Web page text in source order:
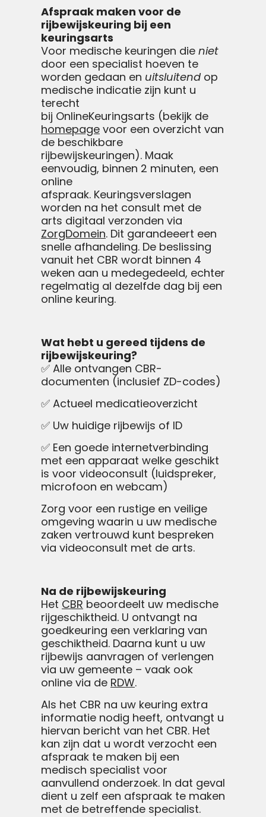
Afspraak maken voor de
rijbewijskeuring bij een
keuringsarts
Voor medische keuringen die niet
door een specialist hoeven te
worden gedaan en uitsluitendop
medische indicatie zijn kunt u
terecht
bij OnlineKeuringsarts (bekijk de
homepage voor een overzicht van
de beschikbare
rijbewijskeuringen). Maak
eenvoudig, binnen 2 minuten, een
online
afspraak. Keuringsverslagen
worden na het consult met de
arts digitaal verzonden via
ZorgDomein. Dit garandeeert een
snelle afhandeling. De beslissing
vanuit het CBR wordt binnen 4
weken aan u medegedeeld, echter
regelmatig al dezelfde dag bij een
online keuring.
Wat hebt u gereed tijdens de
rijbewijskeuring?
✅ Alle ontvangen CBR-
documenten (inclusief ZD-codes)
✅ Actueel medicatieoverzicht
✅ Uw huidige rijbewijs of ID
✅ Een goede internetverbinding
met een apparaat welke geschikt
is voor videoconsult (luidspreker,
microfoon en webcam)
Zorg voor een rustige en veilige
omgeving waarin u uw medische
zaken vertrouwd kunt bespreken
via videoconsult met de arts.
Na de rijbewijskeuring
Het CBR beoordeelt uw medische
rijgeschiktheid. U ontvangt na
goedkeuring een verklaring van
geschiktheid. Daarna kunt u uw
rijbewijs aanvragen of verlengen
via uw gemeente – vaak ook
online via de RDW.
Als het CBR na uw keuring extra
informatie nodig heeft, ontvangt u
hiervan bericht van het CBR. Het
kan zijn dat u wordt verzocht een
afspraak te maken bij een
medisch specialist voor
aanvullend onderzoek. In dat geval
dient u zelf een afspraak te maken
met de betreffende specialist.